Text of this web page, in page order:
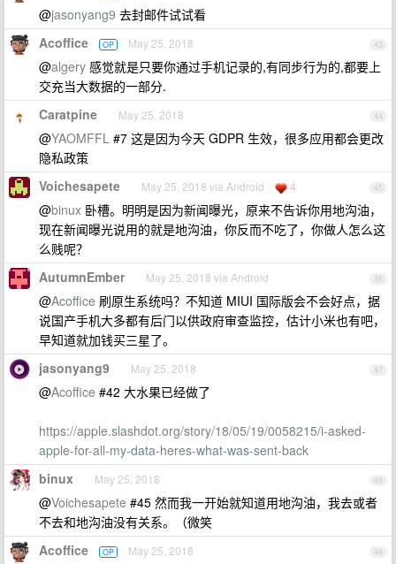
@jasonyang9 去封邮件试试看
43
Acoffice OP May 25, 2018
@algery 感觉就是只要你通过手机记录的,有同步行为的,都要上
交充当大数据的一部分.
44
Caratpine May 25, 2018
@YAOMFFL #7 这是因为今天 GDPR 生效，很多应用都会更改
隐私政策
45
Voichesapete May 25, 2018 via Android 4
@binux 卧槽。明明是因为新闻曝光，原来不告诉你用地沟油，
现在新闻曝光说用的就是地沟油，你反而不吃了，你做人怎么这
么贱呢？
46
AutumnEmber May 25, 2018 via Android
@Acoffice 刷原生系统吗？不知道 MIUI 国际版会不会好点，据
说国产手机大多都有后门以供政府审查监控，估计小米也有吧，
早知道就加钱买三星了。
47
jasonyang9 May 25, 2018
@Acoffice #42 大水果已经做了
https://apple.slashdot.org/story/18/05/19/0058215/i-asked-
apple-for-all-my-data-heres-what-was-sent-back
48
binux May 25, 2018
@Voichesapete #45 然而我一开始就知道用地沟油，我去或者
不去和地沟油没有关系。（微笑
49
Acoffice OP May 25, 2018